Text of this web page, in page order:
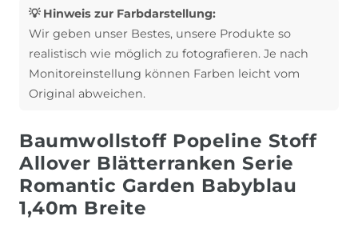
💡 Hinweis zur Farbdarstellung:
Wir geben unser Bestes, unsere Produkte so
realistisch wie möglich zu fotografieren. Je nach
Monitoreinstellung können Farben leicht vom
Original abweichen.
Baumwollstoff Popeline Stoff
Allover Blätterranken Serie
Romantic Garden Babyblau
1,40m Breite